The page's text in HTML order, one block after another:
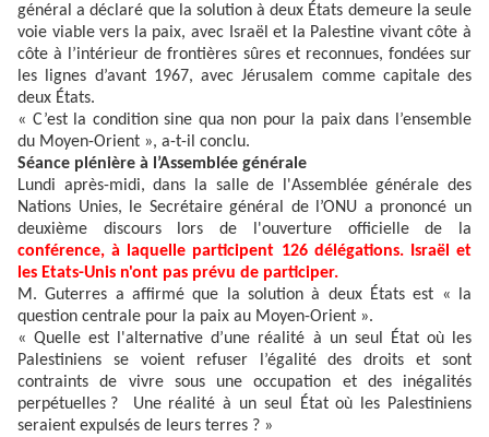
général a déclaré que la solution à deux États demeure la seule
voie viable vers la paix, avec Israël et la Palestine vivant côte à
côte à l’intérieur de frontières sûres et reconnues, fondées sur
les lignes d’avant 1967, avec Jérusalem comme capitale des
deux États.
« C’est la condition sine qua non pour la paix dans l’ensemble
du Moyen-Orient », a-t-il conclu.
Séance plénière à l’Assemblée générale
Lundi après-midi, dans la salle de l'Assemblée générale des
Nations Unies, le Secrétaire général de l’ONU a prononcé un
deuxième discours lors de l'ouverture officielle de la
conférence, à laquelle participent 126 délégations. Israël et
les Etats-Unis n'ont pas prévu de participer.
M. Guterres a affirmé que la solution à deux États est « la
question centrale pour la paix au Moyen-Orient ».
« Quelle est l'alternative d’une réalité à un seul État où les
Palestiniens se voient refuser l’égalité des droits et sont
contraints de vivre sous une occupation et des inégalités
perpétuelles ? Une réalité à un seul État où les Palestiniens
seraient expulsés de leurs terres ? »